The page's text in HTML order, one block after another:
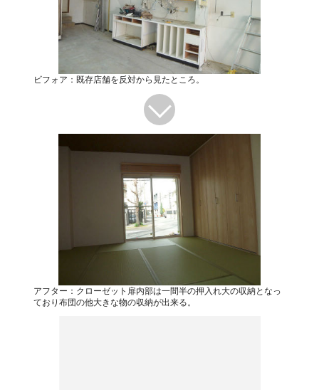
ビフォア：既存店舗を反対から見たところ。
アフター：クローゼット扉内部は一間半の押入れ大の収納となっ
ており布団の他大きな物の収納が出来る。